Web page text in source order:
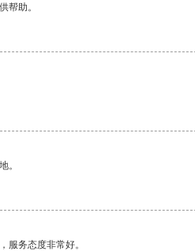
帮助。
。
服务态度非常好。